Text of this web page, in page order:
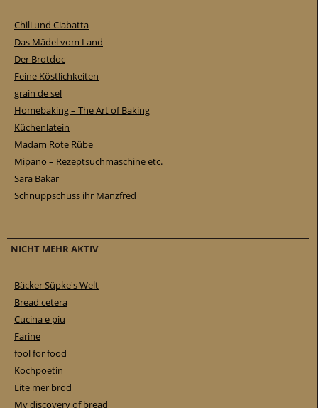
Chili und Ciabatta
Das Mädel vom Land
Der Brotdoc
Feine Köstlichkeiten
grain de sel
Homebaking – The Art of Baking
Küchenlatein
Madam Rote Rübe
Mipano – Rezeptsuchmaschine etc.
Sara Bakar
Schnuppschüss ihr Manzfred
NICHT MEHR AKTIV
Bäcker Süpke's Welt
Bread cetera
Cucina e piu
Farine
fool for food
Kochpoetin
Lite mer bröd
My discovery of bread